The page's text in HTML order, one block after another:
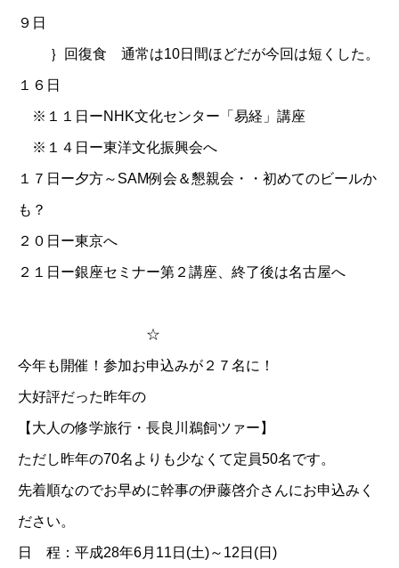
９日
｝回復食 通常は10日間ほどだが今回は短くした。
１６日
※１１日ーNHK文化センター「易経」講座
※１４日ー東洋文化振興会へ
１７日ー夕方～SAM例会＆懇親会・・初めてのビールか
も？
２０日ー東京へ
２１日ー銀座セミナー第２講座、終了後は名古屋へ
☆
今年も開催！参加お申込みが２７名に！
大好評だった昨年の
【大人の修学旅行・長良川鵜飼ツァー】
ただし昨年の70名よりも少なくて定員50名です。
先着順なのでお早めに幹事の伊藤啓介さんにお申込みく
ださい。
日 程：平成28年6月11日(土)～12日(日)